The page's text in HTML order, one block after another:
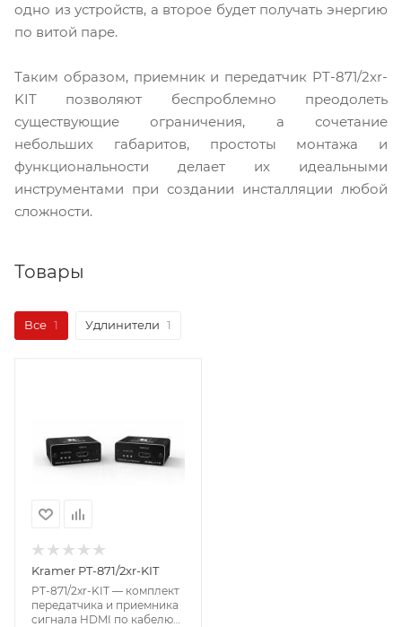
одно из устройств, а второе будет получать энергию
по витой паре.
Таким образом, приемник и передатчик PT-871/2xr-
KIT позволяют беспроблемно преодолеть
существующие ограничения, а сочетание
небольших габаритов, простоты монтажа и
функциональности делает их идеальными
инструментами при создании инсталляции любой
сложности.
Товары
Все 1 Удлинители 1
Kramer PT-871/2xr-KIT
PT-871/2xr-KIT — комплект
передатчика и приемника
сигнала HDMI по кабелю